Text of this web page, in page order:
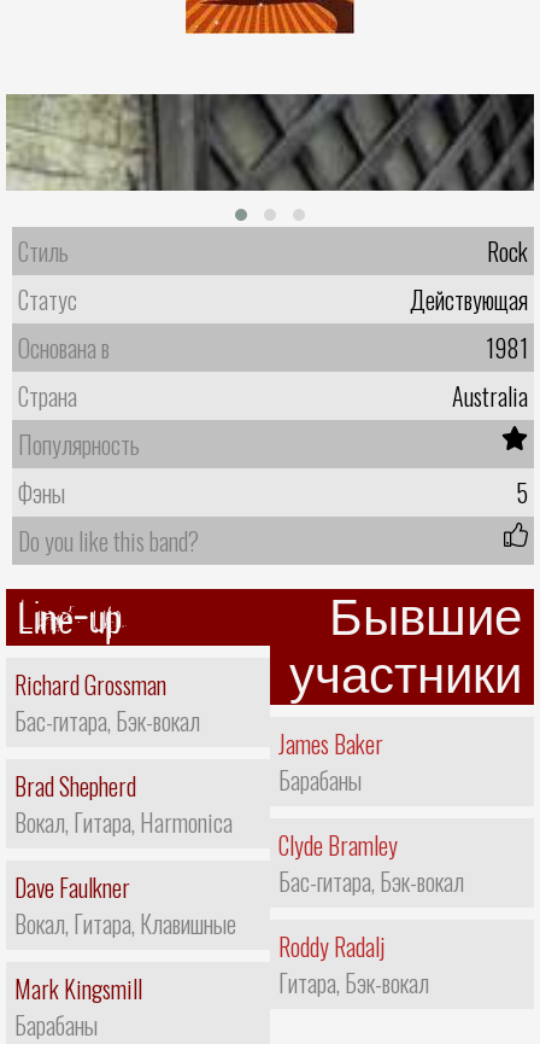
Стиль
Rock
Статус
Действующая
Основана в
1981
Страна
Australia
Популярность
Фэны
5
Do you like this band?
Line-up
Richard Grossman
Бас-гитара, Бэк-вокал
Brad Shepherd
Вокал, Гитара, Harmonica
Dave Faulkner
Вокал, Гитара, Клавишные
Mark Kingsmill
Барабаны
Бывшие
участники
James Baker
Барабаны
Clyde Bramley
Бас-гитара, Бэк-вокал
Roddy Radalj
Гитара, Бэк-вокал